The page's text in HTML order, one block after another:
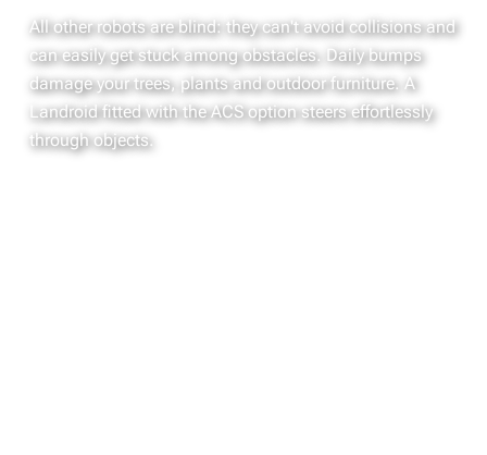
All other robots are blind: they can't avoid collisions and
can easily get stuck among obstacles. Daily bumps
damage your trees, plants and outdoor furniture. A
Landroid fitted with the ACS option steers effortlessly
through objects.